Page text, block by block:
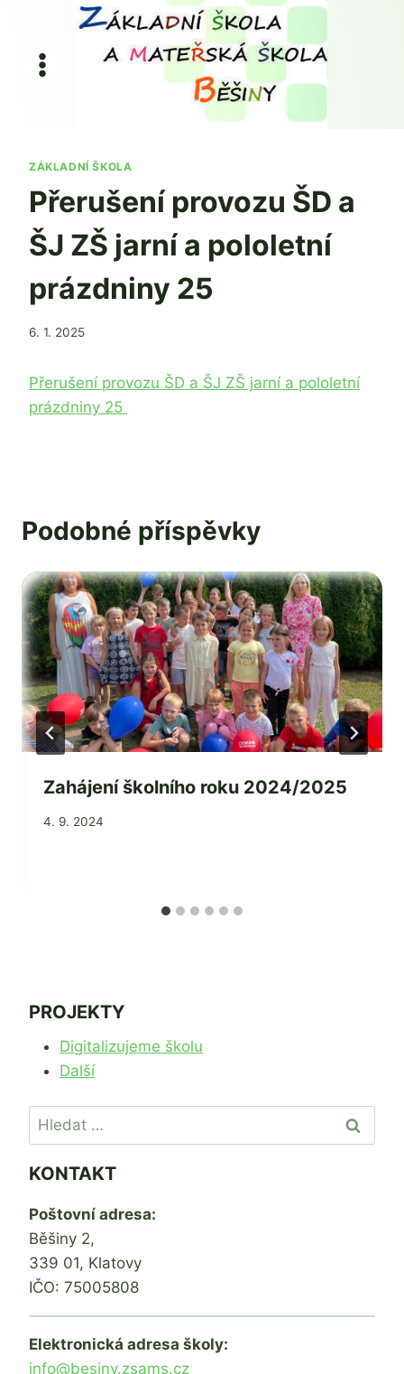
obsah
ZÁKLADNÍ ŠKOLA
Přerušení provozu ŠD a
ŠJ ZŠ jarní a pololetní
prázdniny 25
Od
6. 1. 2025
Přerušení provozu ŠD a ŠJ ZŠ jarní a pololetní
prázdniny 25
Podobné příspěvky
Zahájení školního roku 2024/2025
Od
4. 9. 2024
PROJEKTY
Digitalizujeme školu
Další
Vyhledávání
KONTAKT
Poštovní adresa:
Běšiny 2,
339 01, Klatovy
IČO: 75005808
Elektronická adresa školy:
info@besiny.zsams.cz